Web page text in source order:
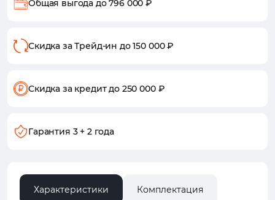
Общая выгода до 796 000 ₽
Скидка за Трейд-ин до 150 000 ₽
Скидка за кредитдо 250 000 ₽
Гарантия 3 + 2 года
Характеристики Комплектация